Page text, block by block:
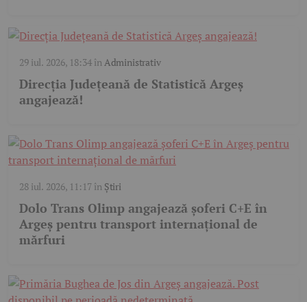
29 iul. 2026, 18:34înAdministrativ
Direcția Județeană de Statistică Argeș
angajează!
28 iul. 2026, 11:17în Știri
Dolo Trans Olimp angajează șoferi C+E în
Argeș pentru transport internațional de
mărfuri